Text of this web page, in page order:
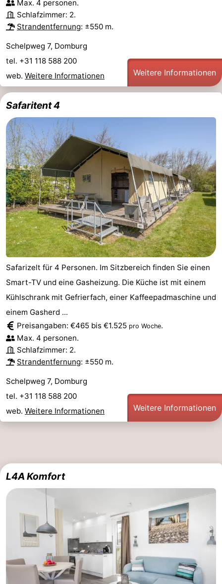
Max. 4 personen.
Schlafzimmer: 2.
Strandentfernung: ±550 m.
Schelpweg 7, Domburg
tel. +31 118 588 200
web. Weitere Informationen Weitere Informationen
Safaritent 4
Safarizelt für 4 Personen. Im Sitzbereich finden Sie einen
Smart-TV und eine Gasheizung. Die Küche ist mit einem
Kühlschrank mit Gefrierfach, einer Kaffeepadmaschine und
einem Gasherd ...
Preisangaben: €465 bis €1.525 pro Woche.
Max. 4 personen.
Schlafzimmer: 2.
Strandentfernung: ±550 m.
Schelpweg 7, Domburg
tel. +31 118 588 200
web. Weitere Informationen Weitere Informationen
L4A Komfort